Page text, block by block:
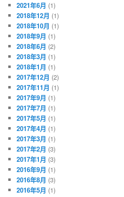
2021年6月 (1)
2018年12月 (1)
2018年10月 (1)
2018年9月 (1)
2018年6月 (2)
2018年3月 (1)
2018年1月 (1)
2017年12月 (2)
2017年11月 (1)
2017年9月 (1)
2017年7月 (1)
2017年5月 (1)
2017年4月 (1)
2017年3月 (1)
2017年2月 (3)
2017年1月 (3)
2016年9月 (1)
2016年8月 (3)
2016年5月 (1)